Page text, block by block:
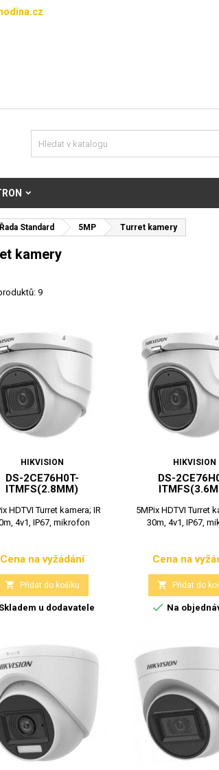
Řada Standard 5MP Turret kamery
kamery
9
HIKVISION
DS-2CE76H0T-
ITMFS(2.8MM)
HDTVI Turret kamera; IR
4v1, IP67, mikrofon
Cena
Cena na vyžádání
 Přidat do košíku
Skladem u dodavatele
HIKVISION
DS-
5MPix HDTVI Turret
30m, 4v1, IP67,
Cena
Cena na
 Přidat do
 Na